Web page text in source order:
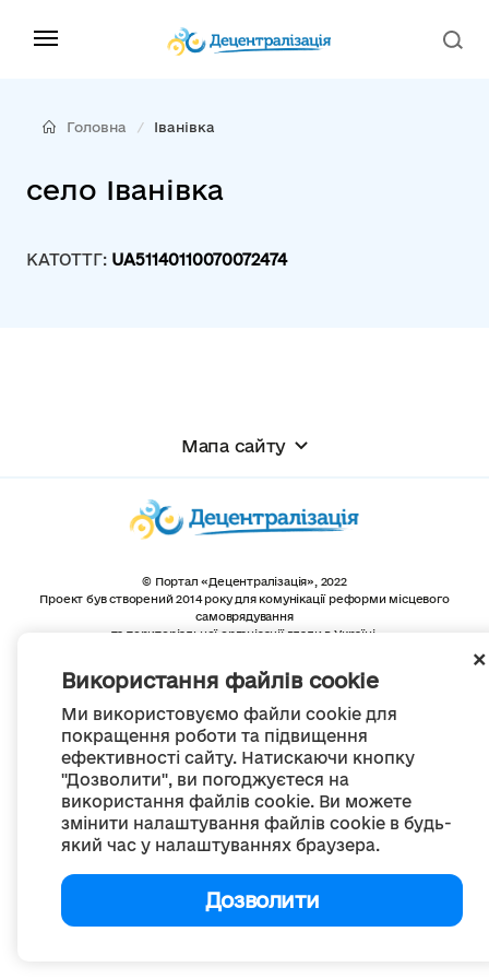
Використання файлів cookie
Ми використовуємо файли cookie для
покращення роботи та підвищення
ефективності сайту. Натискаючи кнопку
"Дозволити", ви погоджуєтеся на
використання файлів cookie. Ви можете
змінити налаштування файлів cookie в будь-
який час у налаштуваннях браузера.
Дозволити
Головна Іванівка
село Іванівка
КАТОТТГ: UA51140110070072474
Мапа сайту
© Портал «Децентралізація», 2022
Проект був створений 2014 року для комунікації реформи місцевого
самоврядування
та територіальної організації влади в Україні.
Весь контент доступний за ліцензією
Creative Commons Attribution 4.0 International license,
якщо не зазначено інше